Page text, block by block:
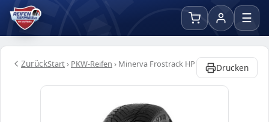
☰
ZurückStart› PKW-Reifen › Minerva Frostrack HP Drucken